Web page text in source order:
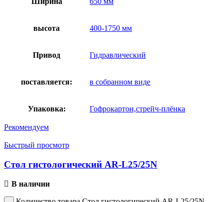
высота 400-1750 мм
Привод Гидравлический
поставляется: в собранном виде
Упаковка: Гофрокартон,стрейч-плёнка
Рекомендуем
Быстрый просмотр
Стол гистологический AR-L25/25N
В наличии